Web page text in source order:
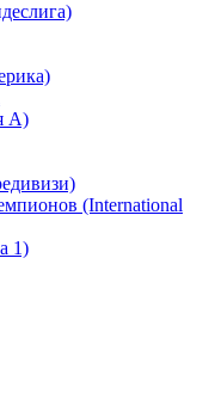
А)
(International
1)